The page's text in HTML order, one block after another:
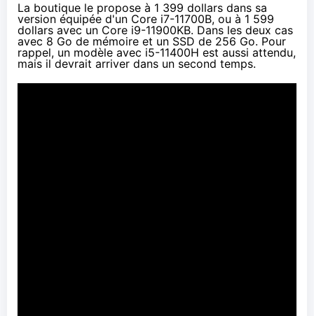
La boutique le propose à 1 399 dollars dans sa
version équipée d'un Core i7-11700B, ou à 1 599
dollars avec un Core i9-11900KB. Dans les deux cas
avec 8 Go de mémoire et un SSD de 256 Go. Pour
rappel, un modèle avec i5-11400H est aussi attendu,
mais il devrait arriver dans un second temps.